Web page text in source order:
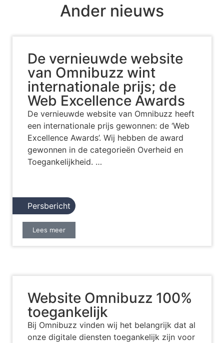
Ander nieuws
De vernieuwde website
van Omnibuzz wint
internationale prijs; de
Web Excellence Awards
De vernieuwde website van Omnibuzz heeft
een internationale prijs gewonnen: de ‘Web
Excellence Awards’. Wij hebben de award
gewonnen in de categorieën Overheid en
Toegankelijkheid. …
Persbericht
Lees meer
Website Omnibuzz 100%
toegankelijk
Bij Omnibuzz vinden wij het belangrijk dat al
onze digitale diensten toegankelijk zijn voor